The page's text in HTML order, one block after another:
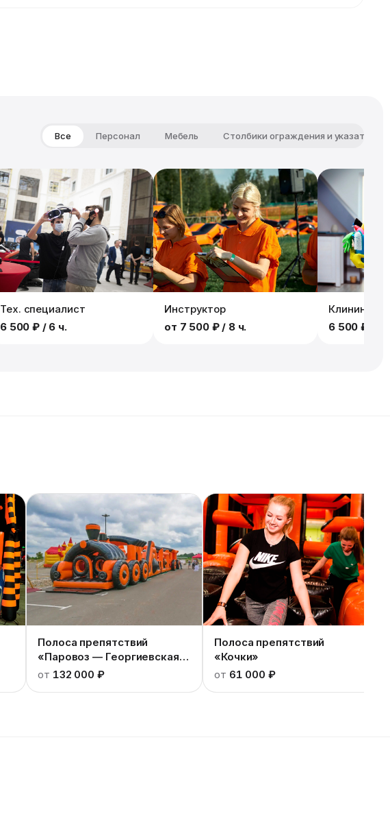
Все Персонал Мебель Столбики ограждения и указатели
Тех. специалист
6 500 ₽/ 6 ч.
Инструктор
от 7 500 ₽/ 8 ч.
Клининг
6 500 ₽
Полоса препятствий
«Паровоз — Георгиевская
лента»
от 132 000 ₽
Полоса препятствий
«Кочки»
от 61 000 ₽